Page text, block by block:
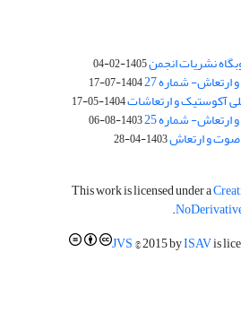
نشریات انجمن1405-02-04
شماره 27 1404-07-17
آکوستیک و ارتعاشات1404-05-17
شماره 25 1403-08-06
و ارتعاش1403-04-28
This work is licensed under a
.
JVS© 2015 byISAVis